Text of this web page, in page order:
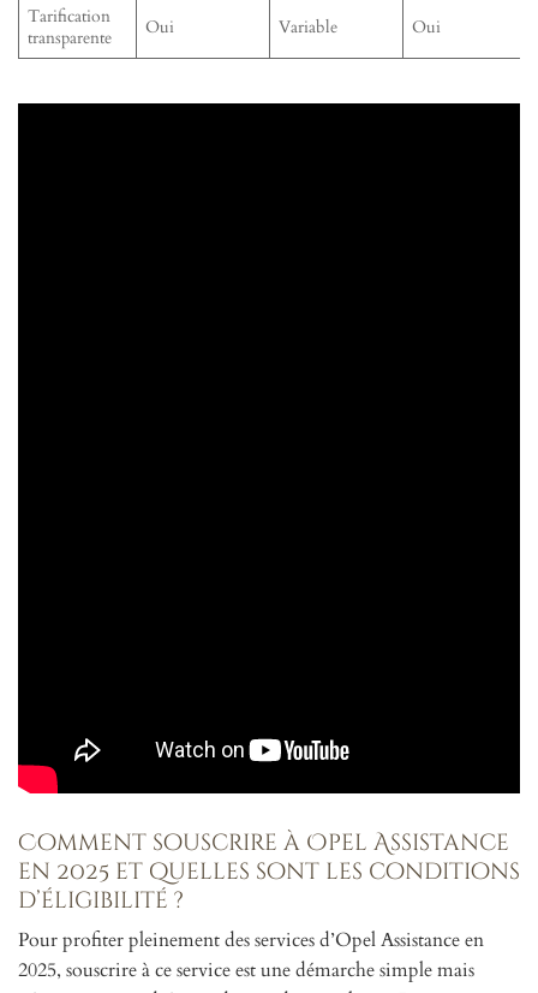
Tarification
transparente
Oui Variable Oui
Comment souscrire à Opel Assistance
en 2025 et quelles sont les conditions
d’éligibilité ?
Pour profiter pleinement des services d’Opel Assistance en
2025, souscrire à ce service est une démarche simple mais